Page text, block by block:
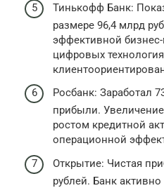
Тинькофф Банк:
размере 96,4 млрд
эффективной
цифровых
Росбанк: Заработал
прибыли.
ростом кредитной
операционной
Открытие: Чистая
рублей. Банк